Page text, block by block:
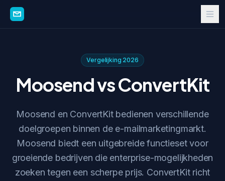
Vergelijking 2026
Moosend vs ConvertKit
Moosend en ConvertKit bedienen verschillende
doelgroepen binnen de e-mailmarketingmarkt.
Moosend biedt een uitgebreide functieset voor
groeiende bedrijven die enterprise-mogelijkheden
zoeken tegen een scherpe prijs. ConvertKit richt